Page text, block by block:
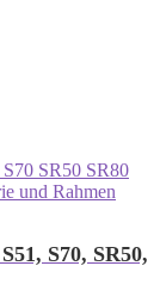
S70, SR50,